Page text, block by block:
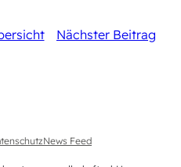
Nächster Beitrag
News Feed